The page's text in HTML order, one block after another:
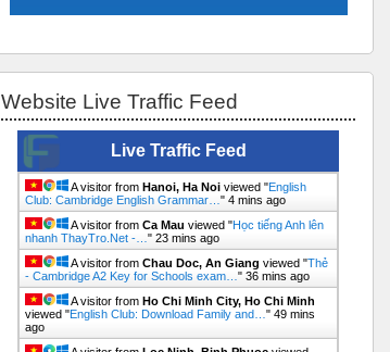
Website Live Traffic Feed
Live Traffic Feed
A visitor from Hanoi, Ha Noi viewed "English
Club: Cambridge English Grammar…" 4 mins ago
A visitor from Ca Mau viewed "Học tiếng Anh lên
nhanh ThayTro.Net -…" 23 mins ago
A visitor from Chau Doc, An Giang viewed "Thẻ
- Cambridge A2 Key for Schools exam…" 36 mins ago
A visitor from Ho Chi Minh City, Ho Chi Minh
viewed "English Club: Download Family and…" 49 mins
ago